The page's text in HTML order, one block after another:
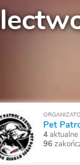
Pet
4aktualne
96